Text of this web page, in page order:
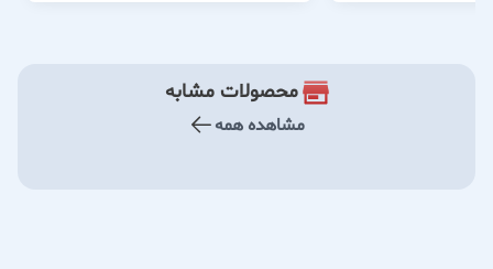
محصولات مشابه
مشاهده همه